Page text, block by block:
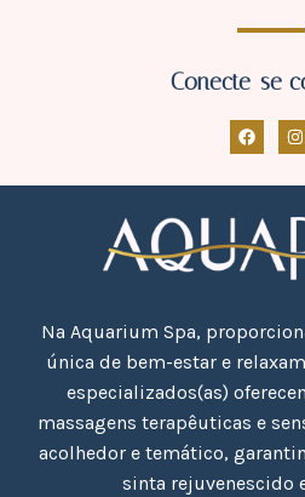
Conecte-se
Na Aquarium Spa,
única de bem-estar e
especializados(as)
massagens terapêuticas e
acolhedor e temático,
sinta rejuvenescido